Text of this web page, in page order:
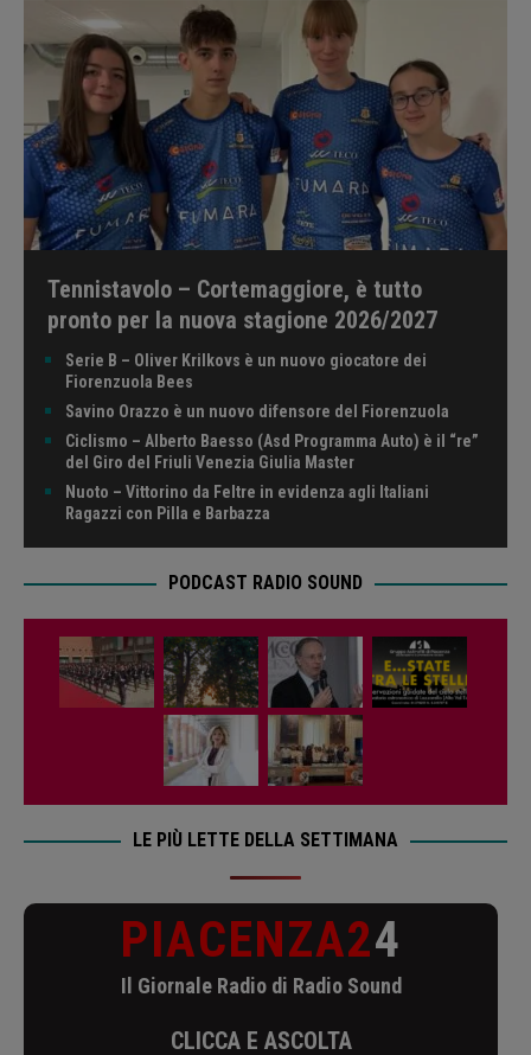
Tennistavolo – Cortemaggiore, è tutto
pronto per la nuova stagione 2026/2027
Serie B – Oliver Krilkovs è un nuovo giocatore dei
Fiorenzuola Bees
Savino Orazzo è un nuovo difensore del Fiorenzuola
Ciclismo – Alberto Baesso (Asd Programma Auto) è il “re”
del Giro del Friuli Venezia Giulia Master
Nuoto – Vittorino da Feltre in evidenza agli Italiani
Ragazzi con Pilla e Barbazza
PODCAST RADIO SOUND
LE PIÙ LETTE DELLA SETTIMANA
PIACENZA24
Il Giornale Radio di Radio Sound
CLICCA E ASCOLTA